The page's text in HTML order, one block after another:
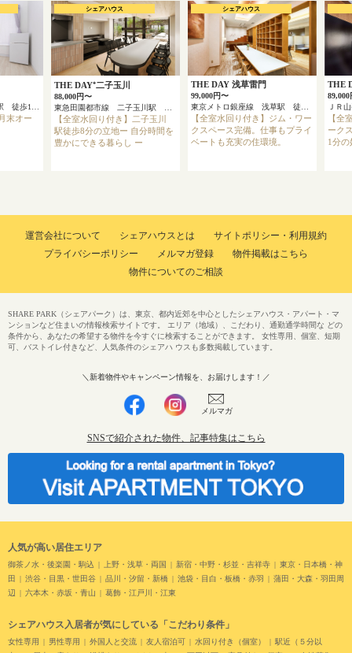
末オー
THE DAY⁺二子玉川
88,000円〜
【全室水回り付き】二子玉川
駅徒歩8分の立地ー 自分時間を
豊かにできる暮らし ー
シェアハウス
THE DAY 浅草雷門
99,000円〜
【全室水回り付き】ジム・ワー
クスペース完備。仕事もプライ
ベートも充実の住環境。
シェアハウス
THE
89,000
ＪＲ
【全
ーク
1分の
運営会社について シェアハウスとは
サイトポリシー・利用規約
プライバシーポリシー
メルマガ登録
物件掲載はこちら
物件についてのご相談
人気が高い居住エリア
御茶ノ水・後楽園・駒込 上野・浅草・両国 新宿・中野・杉並・吉祥寺
東京・日本橋・神
田
渋谷・目黒・世田谷 品川・汐留・新橋 池袋・目白・板橋・赤羽
蒲田・大森・羽田周
辺
六本木・赤坂・青山 葛飾・江戸川・江東
シェアハウス入居者が気にしている「こだわり条件」
女性専用 男性専用 外国人と交流 友人宿泊可 水回り付き（個室）
駅近（５分以
SHARE PARK（シェアパーク）は、東京、都内近郊を中心としたシェアハウス・アパート・マ
ンションなど住まいの情報検索サイトです。 エリア（地域）、こだわり、通勤通学時間な どの
条件から、あなたの希望する物件を今すぐに検索することができます。 女性専用、個室、短期
可、バストイレ付きなど、人気条件のシェアハ ウスも多数掲載しています。
＼新着物件やキャンペーン情報を、お届けします！／
メルマガ
SNSで紹介された物件、記事特集はこちら